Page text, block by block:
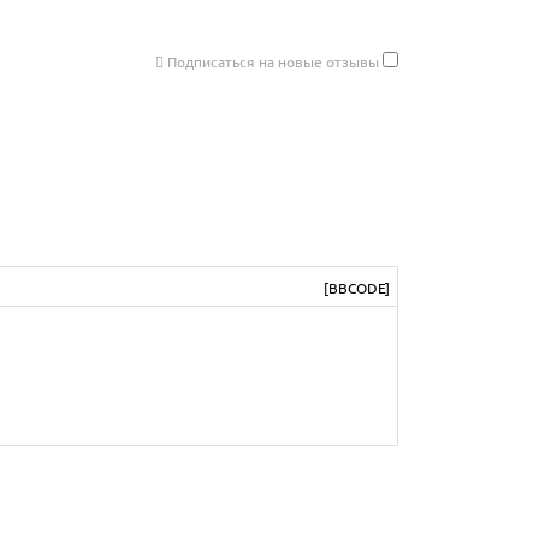
Подписаться на новые отзывы
[BBCODE]